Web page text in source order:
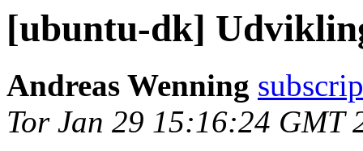
[ubuntu-dk]
Andreas Wenning
Tor Jan 29 15:16:24 GMT